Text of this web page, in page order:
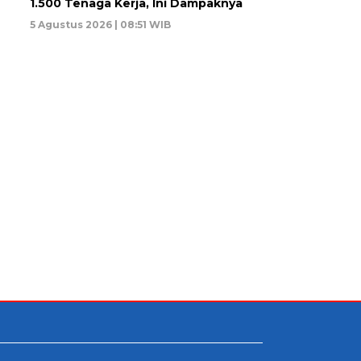
1.500 Tenaga Kerja, Ini Dampaknya
5 Agustus 2026 | 08:51 WIB